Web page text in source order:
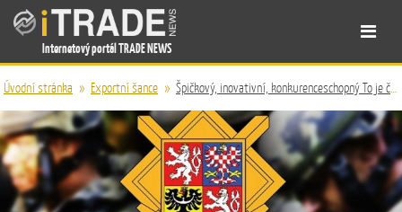
Internetový portál TRADE NEWS
Úvodní stránka » Exportní šance » Špičkový, inovativní, konkurenceschopný To je český obranný a bezpečnostní průmysl